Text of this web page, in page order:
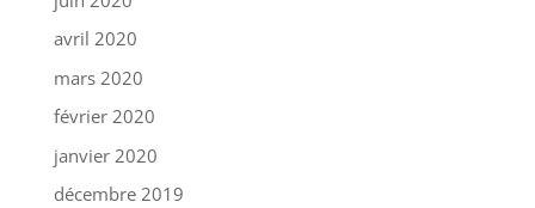
avril 2020
mars 2020
février 2020
janvier 2020
décembre 2019